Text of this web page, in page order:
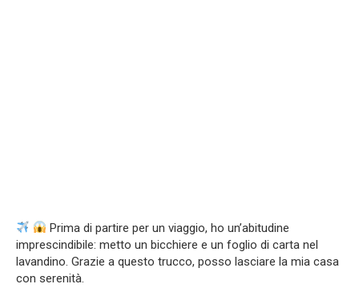
Prima di partire per un viaggio, ho un’abitudine
imprescindibile: metto un bicchiere e un foglio di carta nel
lavandino. Grazie a questo trucco, posso lasciare la mia casa
con serenità.